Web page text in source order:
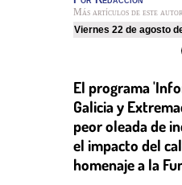
Más artículos de este autor
viernes 22 de agosto
El programa
Galicia y
peor oleada de
el impacto del
homenaje a la